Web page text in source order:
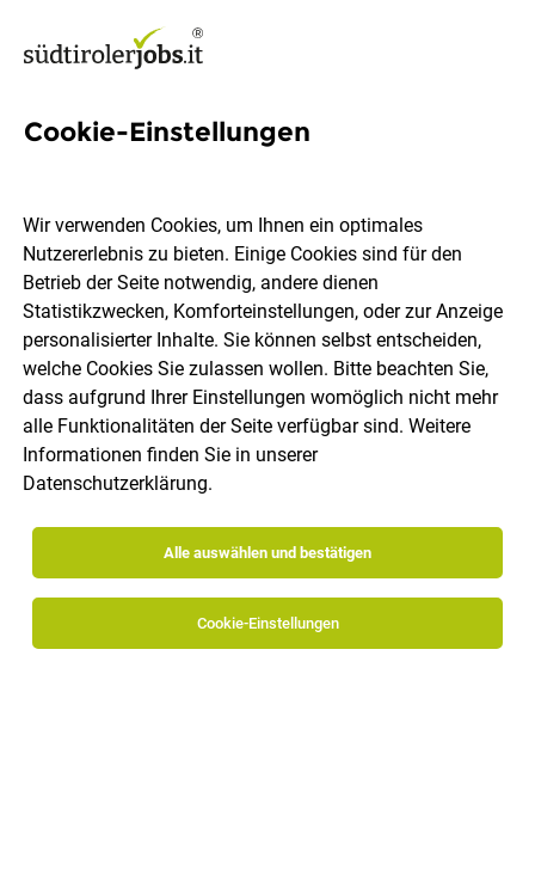
Erzieher / Betreuer zur
mit Behinderung
Ki.Ba. PROJECT
Bozen Vollzeit befristet
28.07.2026
DE
Cookie-Einstellungen
Wir verwenden Cookies, um Ihnen ein optimales
Nutzererlebnis zu bieten. Einige Cookies sind für den
Betrieb der Seite notwendig, andere dienen
Statistikzwecken, Komforteinstellungen, oder zur Anzeige
personalisierter Inhalte. Sie können selbst entscheiden,
welche Cookies Sie zulassen wollen. Bitte beachten Sie,
dass aufgrund Ihrer Einstellungen womöglich nicht mehr
alle Funktionalitäten der Seite verfügbar sind. Weitere
Informationen finden Sie in unserer
Datenschutzerklärung.
Alle auswählen und bestätigen
Cookie-Einstellungen